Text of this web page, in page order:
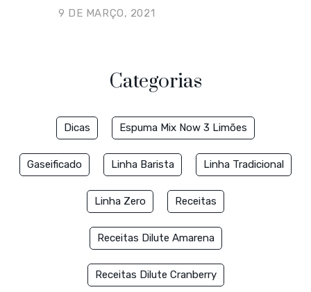
9 DE MARÇO, 2021
Categorias
Dicas Espuma Mix Now 3 Limões
Gaseificado Linha Barista Linha Tradicional
Linha Zero Receitas
Receitas Dilute Amarena
Receitas Dilute Cranberry